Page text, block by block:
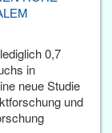
0,7
in
neue Studie
und